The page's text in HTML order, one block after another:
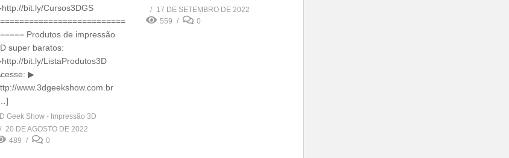
bit.ly/Cursos3DGS
Produtos de impressão
super baratos:
bit.ly/ListaProdutos3D
▶
www.3dgeekshow.com.br
Geek Show - Impressão 3D
20 DE AGOSTO DE 2022
489
0
17 DE SETEMBRO DE 2022
559
0